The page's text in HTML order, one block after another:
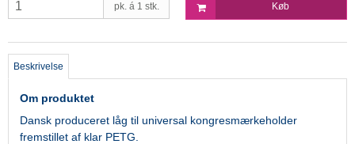
pk. á 1 stk. Køb
Beskrivelse
Om produktet
Dansk produceret låg til universal kongresmærkeholder
fremstillet af klar PETG.